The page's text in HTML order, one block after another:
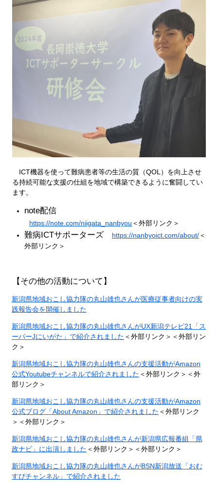
ICT機器を使って難病患者等の生活の質（QOL）を向上させ
る持続可能な支援の仕組を地域で構築できるように奮闘してい
ます。
note配信
https://note.com/niigata_nanbyou ＜外部リンク＞
難病ICTサポーターズ https://nanbyoict.com/about/＜
外部リンク＞
​【その他の活動について】
新潟県地域おこし協力隊の丸山雄也さんが医療従事者向けの実
践報告会を開催しました
新潟県地域おこし協力隊の丸山雄也さんがUX新潟テレビ21「ス
ーパーJにいがた」で紹介されました ＜外部リンク＞ ＜外部リン
ク＞
新潟県地域おこし協力隊の丸山雄也さんの支援活動がAmazon
公式Youtubeチャンネルで紹介されました ＜外部リンク＞ ＜外
部リンク＞
新潟県地域おこし協力隊の丸山雄也さんの支援活動がAmazon
公式ブログ「About Amazon」で紹介されました ＜外部リンク
＞ ＜外部リンク＞
新潟県地域おこし協力隊の丸山雄也さんが新潟県広報番組「県
政ナビ」に出演しました ＜外部リンク＞ ＜外部リンク＞
新潟県地域おこし協力隊の丸山雄也さんがBSN新潟放送「おむ
すびチャンネル」で紹介されました